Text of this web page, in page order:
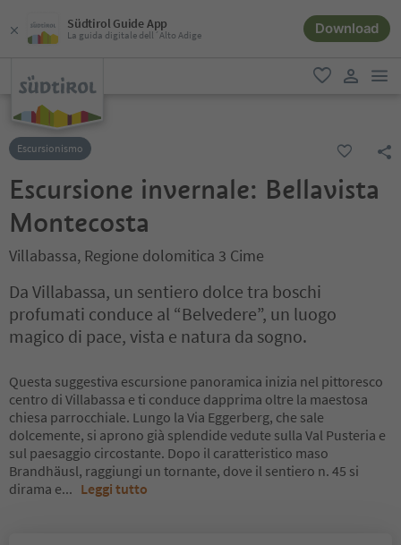
Südtirol Guide App
La guida digitale dell´Alto Adige Download
favoriti
Escursionismo
Escursione invernale: Bellavista
Montecosta
Villabassa, Regione dolomitica 3 Cime
Da Villabassa, un sentiero dolce tra boschi
profumati conduce al “Belvedere”, un luogo
magico di pace, vista e natura da sogno.
Questa suggestiva escursione panoramica inizia nel pittoresco
centro di Villabassa e ti conduce dapprima oltre la maestosa
chiesa parrocchiale. Lungo la Via Eggerberg, che sale
dolcemente, si aprono già splendide vedute sulla Val Pusteria e
sul paesaggio circostante. Dopo il caratteristico maso
Brandhäusl, raggiungi un tornante, dove il sentiero n. 45 si
dirama e... Leggi tutto